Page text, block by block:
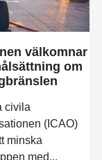
välkomnar
om
civila
(ICAO)
minska
med...